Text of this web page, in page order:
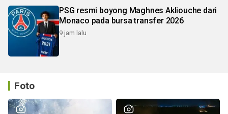
PSG resmi boyong Maghnes Akliouche dari
Monaco pada bursa transfer 2026
9 jam lalu
Foto